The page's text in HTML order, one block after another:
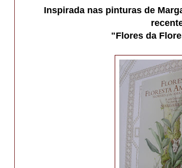
Inspirada nas pinturas de
"Flores da